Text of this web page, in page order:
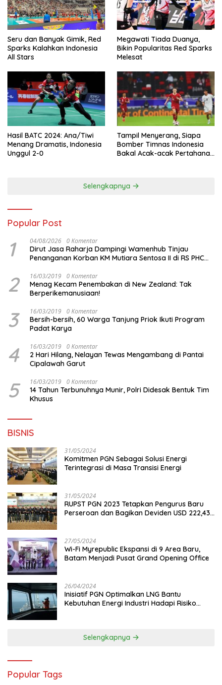
Seru dan Banyak Gimik, Red
Sparks Kalahkan Indonesia
All Stars
Megawati Tiada Duanya,
Bikin Popularitas Red Sparks
Melesat
Hasil BATC 2024: Ana/Tiwi
Menang Dramatis, Indonesia
Unggul 2-0
Tampil Menyerang, Siapa
Bomber Timnas Indonesia
Bakal Acak-acak Pertahanan
Selengkapnya
Popular Post
1 04/08/2026 0 Komentar
Dirut Jasa Raharja Dampingi Wamenhub Tinjau
Penanganan Korban KM Mutiara Sentosa II di RS PHC
2 16/03/2019 0 Komentar
Menag Kecam Penembakan di New Zealand: Tak
Berperikemanusiaan!
3 16/03/2019 0 Komentar
Bersih-bersih, 60 Warga Tanjung Priok Ikuti Program
Padat Karya
4 16/03/2019 0 Komentar
2 Hari Hilang, Nelayan Tewas Mengambang di Pantai
Cipalawah Garut
5 16/03/2019 0 Komentar
14 Tahun Terbunuhnya Munir, Polri Didesak Bentuk Tim
Khusus
BISNIS
31/05/2024
Komitmen PGN Sebagai Solusi Energi
Terintegrasi di Masa Transisi Energi
31/05/2024
RUPST PGN 2023 Tetapkan Pengurus Baru
Perseroan dan Bagikan Deviden USD 222,43
27/05/2024
Wi-Fi Myrepublic Ekspansi di 9 Area Baru,
Batam Menjadi Pusat Grand Opening Office
26/04/2024
Inisiatif PGN Optimalkan LNG Bantu
Kebutuhan Energi Industri Hadapi Risiko
Selengkapnya
Popular Tags